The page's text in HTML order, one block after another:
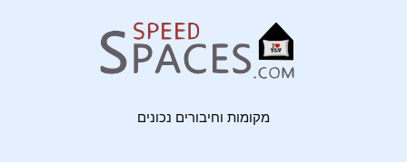
מקומות וחיבורים נכונים